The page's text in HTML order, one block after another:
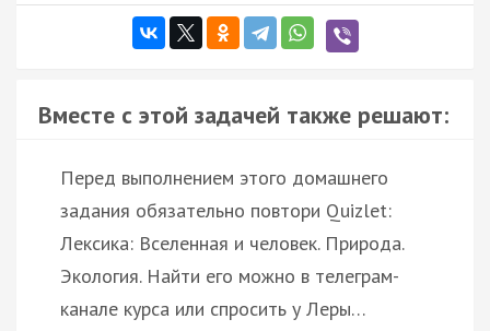
Вместе с этой задачей также решают:
Перед выполнением этого домашнего
задания обязательно повтори Quizlet:
Лексика: Вселенная и человек. Природа.
Экология. Найти его можно в телеграм-
канале курса или спросить у Леры…